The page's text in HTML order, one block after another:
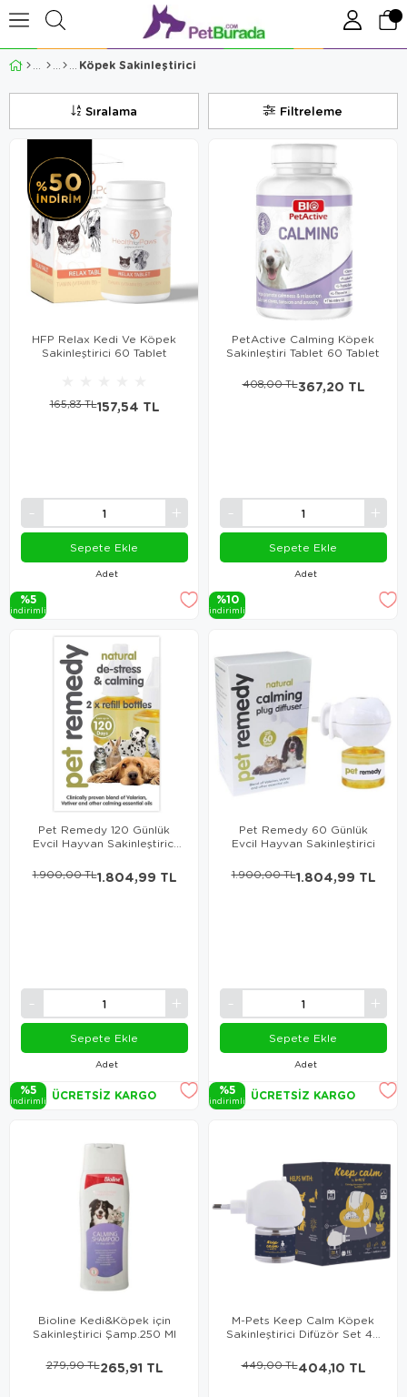
Köpek Sakinleştirici
Filtreleme
Sıralama
HFP Relax Kedi Ve Köpek
Sakinleştirici 60 Tablet
Adet
157,54 TL
165,83 TL
Sepete Ekle
%5
i̇ndi̇ri̇mli̇
PetActive Calming Köpek
Sakinleştiri Tablet 60 Tablet
Adet
367,20 TL
408,00 TL
Sepete Ekle
%10
i̇ndi̇ri̇mli̇
Pet Remedy 120 Günlük
Evcil Hayvan Sakinleştirici
Adet
1.804,99 TL
1.900,00 TL
Sepete Ekle
%5
i̇ndi̇ri̇mli̇ ÜCRETSIZ KARGO
Pet Remedy 60 Günlük
Evcil Hayvan Sakinleştirici
Adet
1.804,99 TL
1.900,00 TL
Sepete Ekle
%5
i̇ndi̇ri̇mli̇ ÜCRETSIZ KARGO
Bioline Kedi&Köpek için
Sakinleştirici Şamp.250 Ml
265,91 TL
279,90 TL
M-Pets Keep Calm Köpek
Sakinleştirici Difüzör Set 48
404,10 TL
449,00 TL